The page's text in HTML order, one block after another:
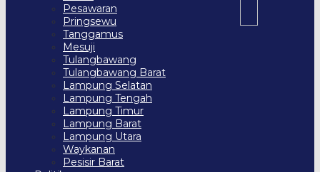
Pesawaran
Pringsewu
Tanggamus
Mesuji
Tulangbawang
Tulangbawang Barat
Lampung Selatan
Lampung Tengah
Lampung Timur
Lampung Barat
Lampung Utara
Waykanan
Pesisir Barat